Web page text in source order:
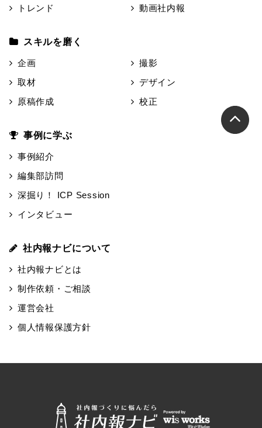
トレンド
動画社内報
スキルを磨く
企画
取材
原稿作成
撮影
デザイン
校正
事例に学ぶ
事例紹介
編集部訪問
深掘り！ ICP Session
インタビュー
社内報ナビについて
社内報ナビとは
制作依頼・ご相談
運営会社
個人情報保護方針